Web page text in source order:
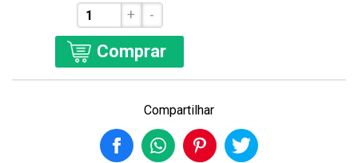
+ -
Comprar
Compartilhar